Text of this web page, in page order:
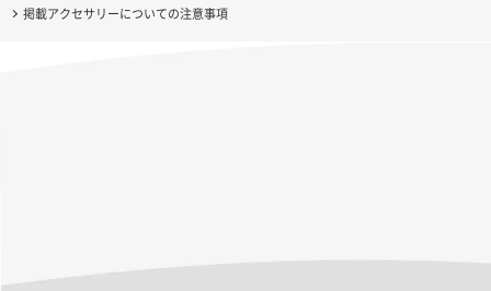
掲載アクセサリーについての注意事項